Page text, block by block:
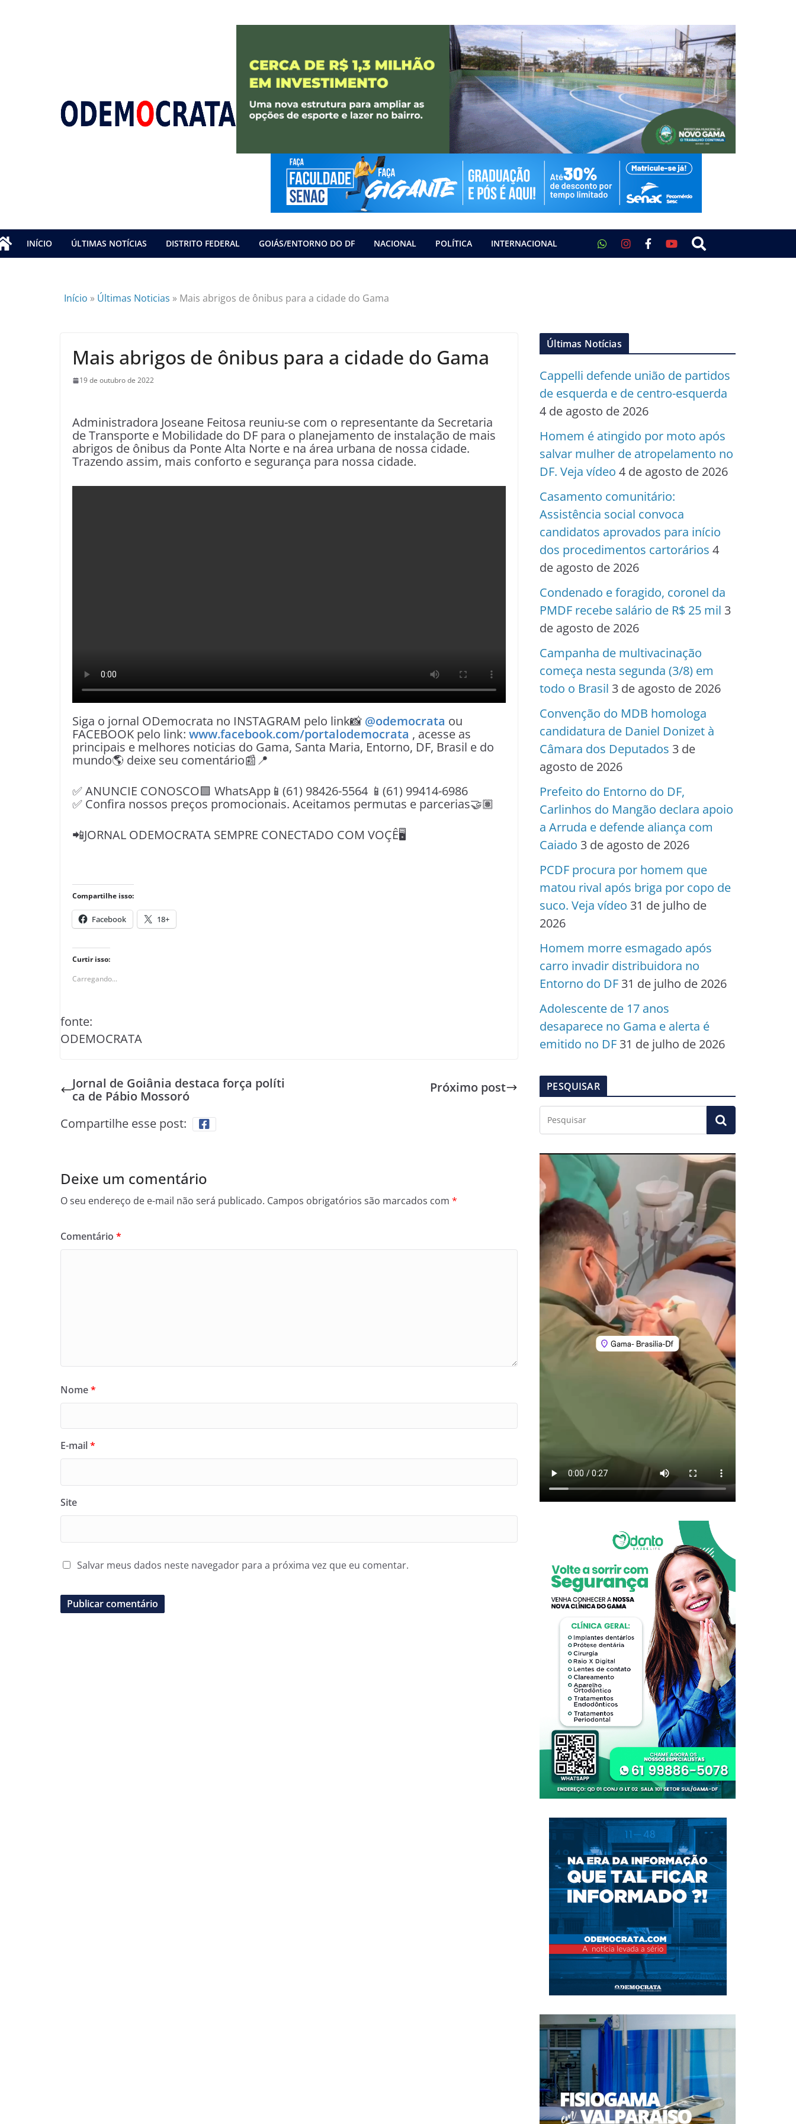
INÍCIO ÚLTIMAS NOTÍCIAS DISTRITO FEDERAL GOIÁS/ENTORNO DO DF NACIONAL POLÍTICA INTERNACIONAL
Início » Últimas Noticias » Mais abrigos de ônibus para a cidade do Gama
Mais abrigos de ônibus para a cidade do Gama
19 de outubro de 2022
Administradora Joseane Feitosa reuniu-se com o representante da Secretaria
de Transporte e Mobilidade do DF para o planejamento de instalação de mais
abrigos de ônibus da Ponte Alta Norte e na área urbana de nossa cidade.
Trazendo assim, mais conforto e segurança para nossa cidade.
Siga o jornal ODemocrata no INSTAGRAM pelo link📸 @odemocrata ou
FACEBOOK pelo link: www.facebook.com/portalodemocrata , acesse as
principais e melhores noticias do Gama, Santa Maria, Entorno, DF, Brasil e do
mundo🌎 deixe seu comentário📰📍
✅ ANUNCIE CONOSCO🟩 WhatsApp📱(61) 98426-5564 📱(61) 99414-6986
✅ Confira nossos preços promocionais. Aceitamos permutas e parcerias🤝🏽
📲JORNAL ODEMOCRATA SEMPRE CONECTADO COM VOÇÊ🖥️
Compartilhe isso:
Facebook 18+
Curtir isso:
Carregando...
fonte:
ODEMOCRATA
Jornal de Goiânia destaca força políti
ca de Pábio Mossoró
Próximo post
Compartilhe esse post:
Deixe um comentário
O seu endereço de e-mail não será publicado. Campos obrigatórios são marcados com *
Comentário *
Nome*
E-mail*
Site
Salvar meus dados neste navegador para a próxima vez que eu comentar.
Últimas Notícias
Cappelli defende união de partidos
de esquerda e de centro-esquerda
4 de agosto de 2026
Homem é atingido por moto após
salvar mulher de atropelamento no
DF. Veja vídeo 4 de agosto de 2026
Casamento comunitário:
Assistência social convoca
candidatos aprovados para início
dos procedimentos cartorários 4
de agosto de 2026
Condenado e foragido, coronel da
PMDF recebe salário de R$ 25 mil 3
de agosto de 2026
Campanha de multivacinação
começa nesta segunda (3/8) em
todo o Brasil 3 de agosto de 2026
Convenção do MDB homologa
candidatura de Daniel Donizet à
Câmara dos Deputados 3 de
agosto de 2026
Prefeito do Entorno do DF,
Carlinhos do Mangão declara apoio
a Arruda e defende aliança com
Caiado 3 de agosto de 2026
PCDF procura por homem que
matou rival após briga por copo de
suco. Veja vídeo 31 de julho de
2026
Homem morre esmagado após
carro invadir distribuidora no
Entorno do DF 31 de julho de 2026
Adolescente de 17 anos
desaparece no Gama e alerta é
emitido no DF 31 de julho de 2026
PESQUISAR